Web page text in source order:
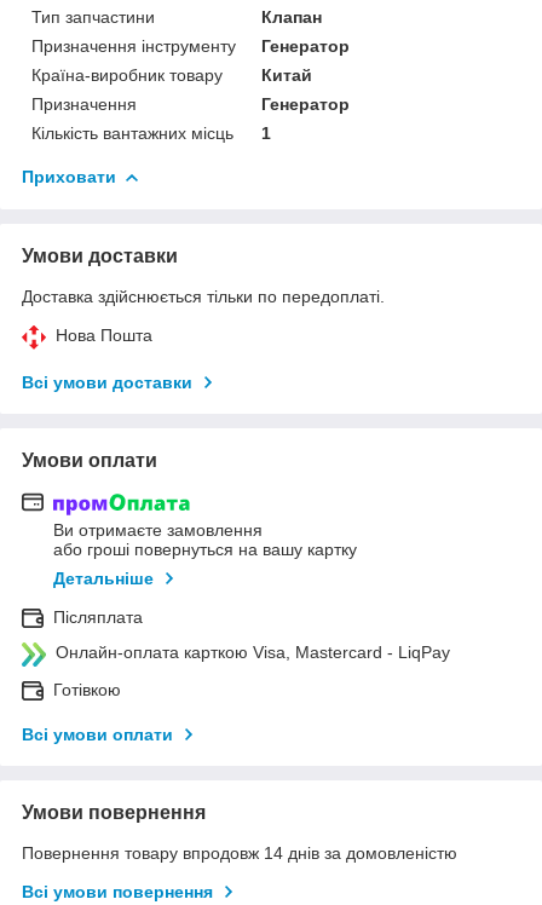
Тип запчастини
Клапан
Призначення інструменту
Генератор
Країна-виробник товару
Китай
Призначення
Генератор
Кількість вантажних місць
1
Приховати
Умови доставки
Доставка здійснюється тільки по передоплаті.
Нова Пошта
Всі умови доставки
Умови оплати
Ви отримаєте замовлення
або гроші повернуться на вашу картку
Детальніше
Післяплата
Онлайн-оплата карткою Visa, Mastercard - LiqPay
Готівкою
Всі умови оплати
Умови повернення
Повернення товару впродовж 14 днів за домовленістю
Всі умови повернення